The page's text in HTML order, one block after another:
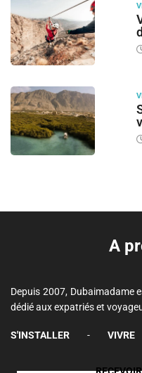
A
Depuis 2007, Dubaimadame
dédié aux expatriés et
S'INSTALLER - VIVRE